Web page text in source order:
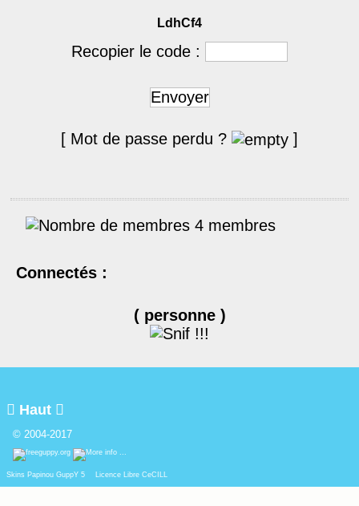
LdhCf4
Recopier le code :
Envoyer
[ Mot de passe perdu ? ]
4 membres
Connectés :
( personne )
 Haut 
© 2004-2017
Skins Papinou GuppY 5 Licence Libre CeCILL